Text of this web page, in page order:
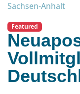
Sachsen-Anhalt
Featured